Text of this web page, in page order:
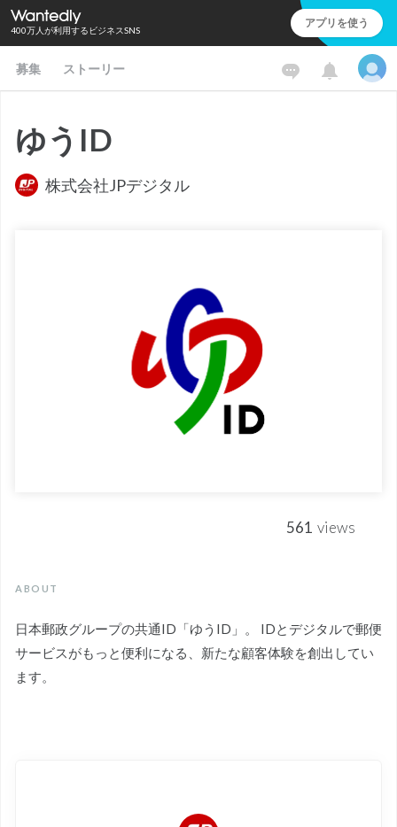
400万人が利用するビジネスSNS アプリを使う
募集 ストーリー
ゆうID
株式会社JPデジタル
561 views
ABOUT
日本郵政グループの共通ID「ゆうID」。 IDとデジタルで郵便
サービスがもっと便利になる、新たな顧客体験を創出してい
ます。